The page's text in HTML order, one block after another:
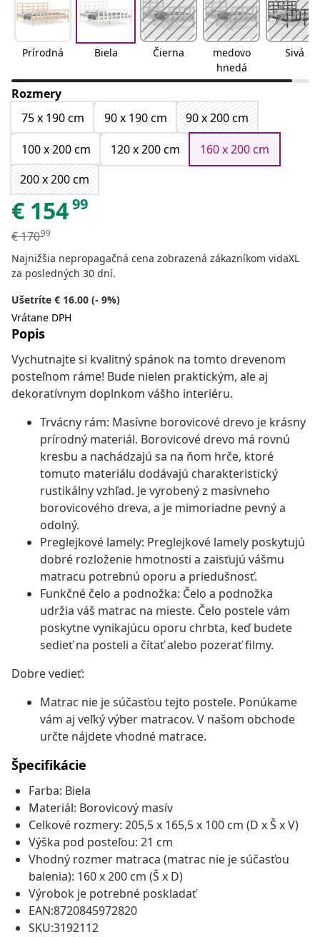
Prírodná Biela Čierna
medovo
hnedá
Sivá
Rozmery
75 x 190 cm
90 x 190 cm
90 x 200 cm
100 x 200 cm
120 x 200 cm
160 x 200 cm
200 x 200 cm
€ 15499
€17099
Najnižšia nepropagačná cena zobrazená zákazníkom vidaXL
za posledných 30 dní.
Ušetríte € 16.00 (- 9%)
Vrátane DPH
Popis
Vychutnajte si kvalitný spánok na tomto drevenom
posteľnom ráme! Bude nielen praktickým, ale aj
dekoratívnym doplnkom vášho interiéru.
Trvácny rám: Masívne borovicové drevo je krásny
prírodný materiál. Borovicové drevo má rovnú
kresbu a nachádzajú sa na ňom hrče, ktoré
tomuto materiálu dodávajú charakteristický
rustikálny vzhľad. Je vyrobený z masívneho
borovicového dreva, a je mimoriadne pevný a
odolný.
Preglejkové lamely: Preglejkové lamely poskytujú
dobré rozloženie hmotnosti a zaisťujú vášmu
matracu potrebnú oporu a priedušnosť.
Funkčné čelo a podnožka: Čelo a podnožka
udržia váš matrac na mieste. Čelo postele vám
poskytne vynikajúcu oporu chrbta, keď budete
sedieť na posteli a čítať alebo pozerať filmy.
Dobre vedieť:
Matrac nie je súčasťou tejto postele. Ponúkame
vám aj veľký výber matracov. V našom obchode
určte nájdete vhodné matrace.
Špecifikácie
Farba: Biela
Materiál: Borovicový masív
Celkové rozmery: 205,5 x 165,5 x 100 cm (D x Š x V)
Výška pod posteľou: 21 cm
Vhodný rozmer matraca (matrac nie je súčasťou
balenia): 160 x 200 cm (Š x D)
Výrobok je potrebné poskladať
EAN:8720845972820
SKU:3192112